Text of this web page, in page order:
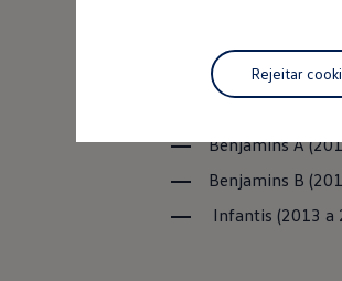
Rejeitar
seguintes distâncias:
Benjamins A
Benjamins B
Infantis (2013 a